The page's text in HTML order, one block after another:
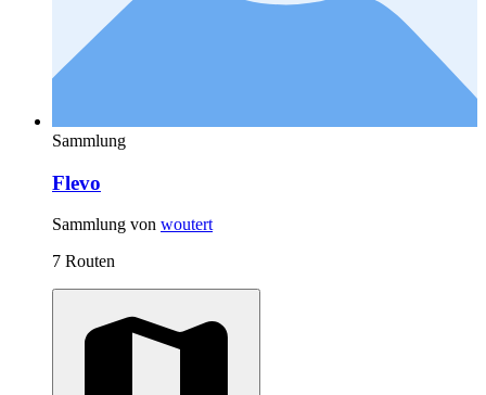
Sammlung
Flevo
Sammlung von woutert
7 Routen